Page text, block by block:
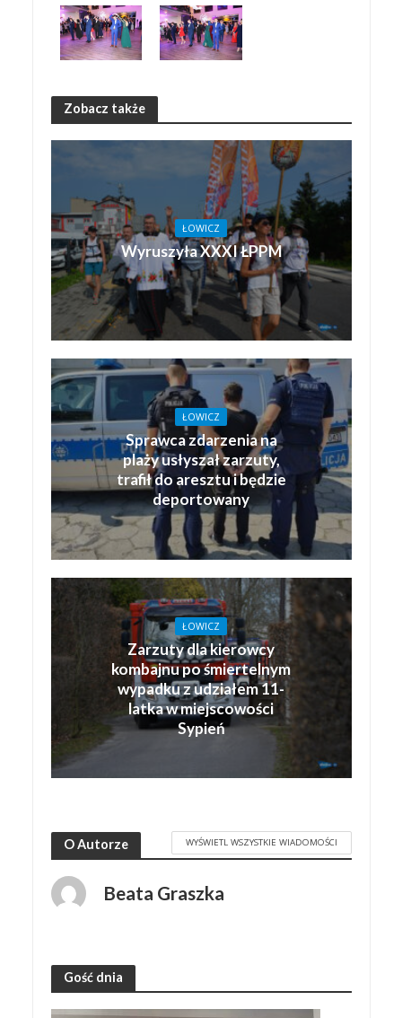
Zobacz także
ŁOWICZ
Wyruszyła XXXI ŁPPM
ŁOWICZ
Sprawca zdarzenia na
plaży usłyszał zarzuty,
trafił do aresztu i będzie
deportowany
ŁOWICZ
Zarzuty dla kierowcy
kombajnu po śmiertelnym
wypadku z udziałem 11-
latka w miejscowości
Sypień
O Autorze WYŚWIETL WSZYSTKIE WIADOMOŚCI
Beata Graszka
Gość dnia